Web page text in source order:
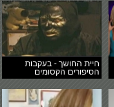
חיית החושך - בעקבות
הסיפורים הקסומים